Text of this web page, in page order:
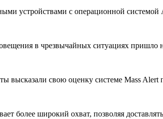
устройствами с операционной системой
в чрезвычайных ситуациях пришло
высказали свою оценку системе Mass
более широкий охват, позволяя